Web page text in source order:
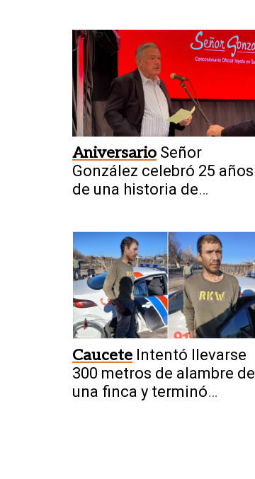
Aniversario Señor
González celebró 25 años
de una historia de
Caucete Intentó llevarse
300 metros de alambre de
una finca y terminó